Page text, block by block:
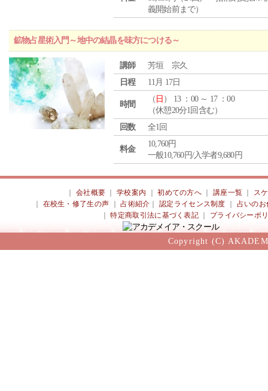
義開始前まで）
鉱物占星術入門～地中の結晶を味方につける～
講師
芳垣 宗久
日程
11月 17日
時間
（ 日 ） 13 ：00 ～ 17 ：00
（休憩20分1回含む）
回数
全1回
料金
10,760円
一般10,760円/入学者9,680円
会社概要 ｜学校案内 ｜初めての方へ 講座一覧
ス
在校生・修了生の声 ｜占術紹介 ｜認定ライセンス制度
占いのお
｜特定商取引法に基づく表記 プライバシーポ
Copyright (C)